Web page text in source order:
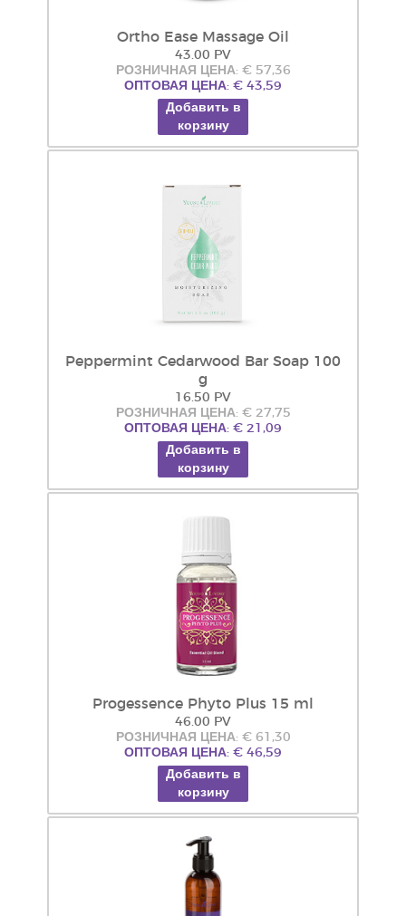
Ortho Ease Massage Oil
43.00 PV
РОЗНИЧНАЯ ЦЕНА: € 57,36
ОПТОВАЯ ЦЕНА: € 43,59
Добавить в
корзину
Peppermint Cedarwood Bar Soap 100
g
16.50 PV
РОЗНИЧНАЯ ЦЕНА: € 27,75
ОПТОВАЯ ЦЕНА: € 21,09
Добавить в
корзину
Progessence Phyto Plus 15 ml
46.00 PV
РОЗНИЧНАЯ ЦЕНА: € 61,30
ОПТОВАЯ ЦЕНА: € 46,59
Добавить в
корзину